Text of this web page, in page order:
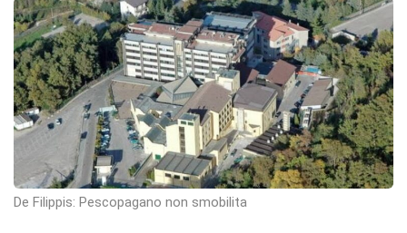
De Filippis: Pescopagano non smobilita